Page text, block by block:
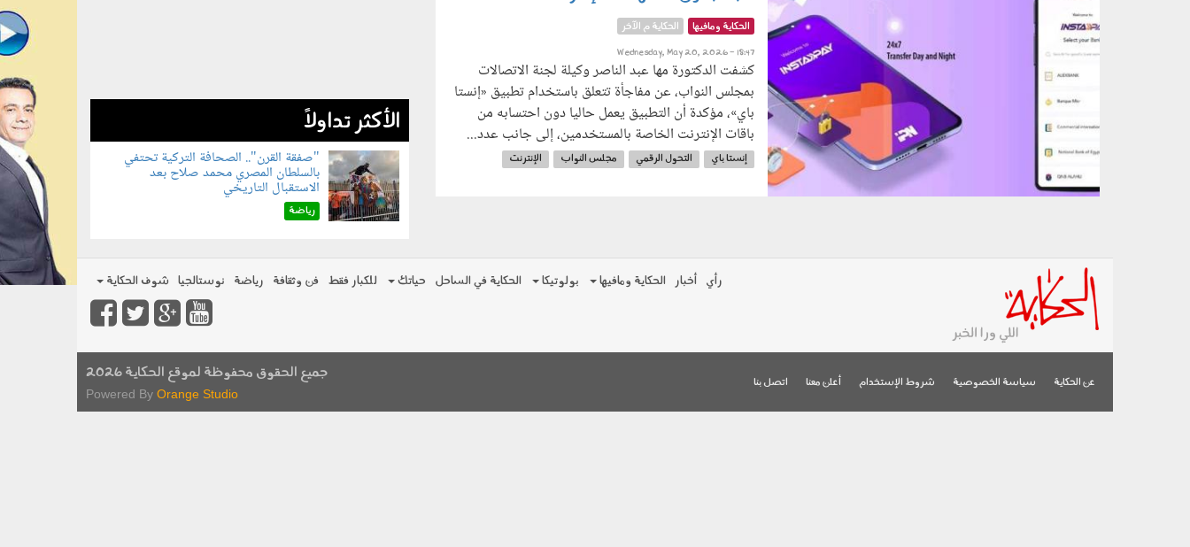
الحكاية ومافيها الحكاية م الآخر
Wednesday, May 20, 2026 - 18:47
كشفت الدكتورة مها عبد الناصر وكيلة لجنة الاتصالات
بمجلس النواب، عن مفاجأة تتعلق باستخدام تطبيق «إنستا
باي»، مؤكدة أن التطبيق يعمل حاليا دون احتسابه من
باقات الإنترنت الخاصة بالمستخدمين، إلى جانب عدد...
إنستا باي التحول الرقمي مجلس النواب
الإنترنت
الأكثر تداولاً
070801.jpg
"صفقة القرن".. الصحافة التركية تحتفي
بالسلطان المصري محمد صلاح بعد
الاستقبال التاريخي
رياضة
رأي أخبار الحكاية ومافيها بولوتيكا الحكاية في الساحل حياتك للكبار فقط فن وثقافة رياضة نوستالجيا شوف الحكاية
عن الحكاية سياسة الخصوصية شروط الإستخدام أعلن معنا اتصل بنا جميع الحقوق محفوظة لموقع الحكاية 2026
Powered By Orange Studio